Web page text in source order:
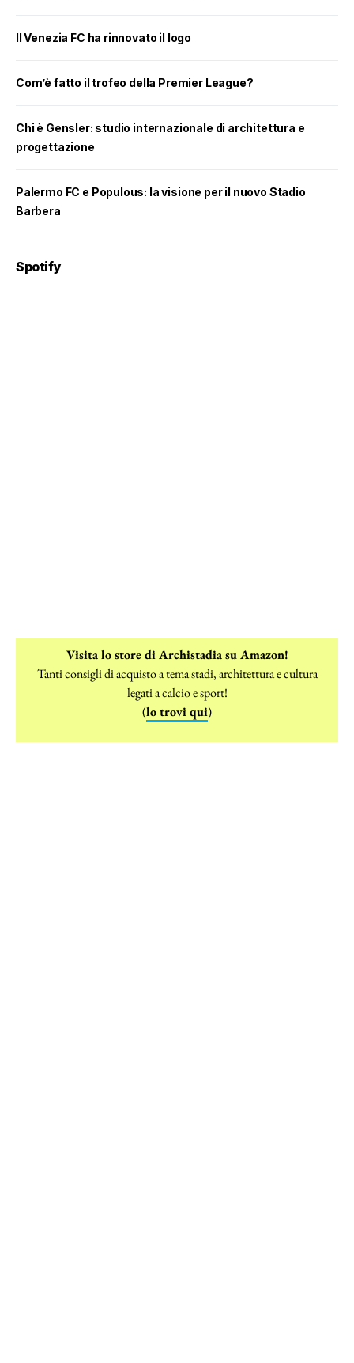
Il Venezia FC ha rinnovato il logo
Com’è fatto il trofeo della Premier League?
Chi è Gensler: studio internazionale di architettura e
progettazione
Palermo FC e Populous: la visione per il nuovo Stadio
Barbera
Spotify
Visita lo store di Archistadia su Amazon!
Tanti consigli di acquisto a tema stadi, architettura e cultura
legati a calcio e sport!
(lo trovi qui)